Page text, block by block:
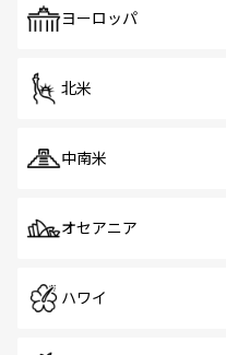
で、ホーカーズは
ヨーロッパ
北米
中南米
オセアニア
ハワイ